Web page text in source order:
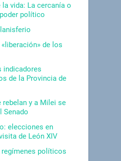
vida: La cercanía o
político
de los
indicadores
de la Provincia de
y a Milei se
Senado
elecciones en
de León XIV
políticos